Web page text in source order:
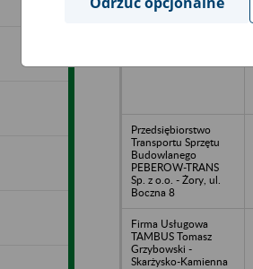
Przedsiębiorstwo
Transportu Sprzętu
Budowlanego
PEBEROW-TRANS
Sp. z o.o. - Żory, ul.
Boczna 8
Firma Usługowa
TAMBUS Tomasz
Grzybowski -
Skarżysko-Kamienna